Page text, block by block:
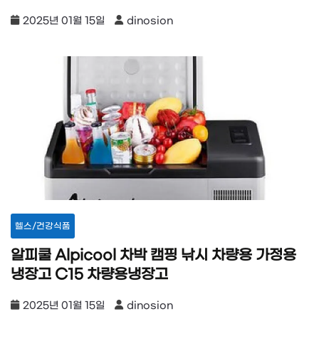
2025년 01월 15일 dinosion
헬스/건강식품
알피쿨 Alpicool 차박 캠핑 낚시 차량용 가정용
냉장고 C15 차량용냉장고
2025년 01월 15일 dinosion